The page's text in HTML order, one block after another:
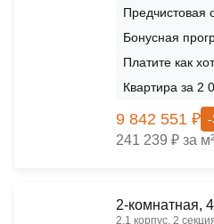
Предчистовая
Бонусная
Платите как
Квартира за 2
9 842 551 ₽ -
241 239 ₽ за м²
2-комнатная,
2.1 корпус, 2